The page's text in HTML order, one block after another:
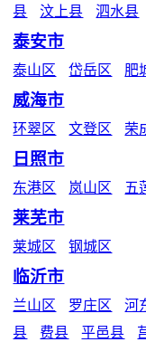
县
汶上县 泗水县
泰安市
泰山区 岱岳区 肥
威海市
环翠区 文登区 荣
日照市
东港区 岚山区 五
莱芜市
莱城区 钢城区
临沂市
兰山区 罗庄区 河
县
费县 平邑县